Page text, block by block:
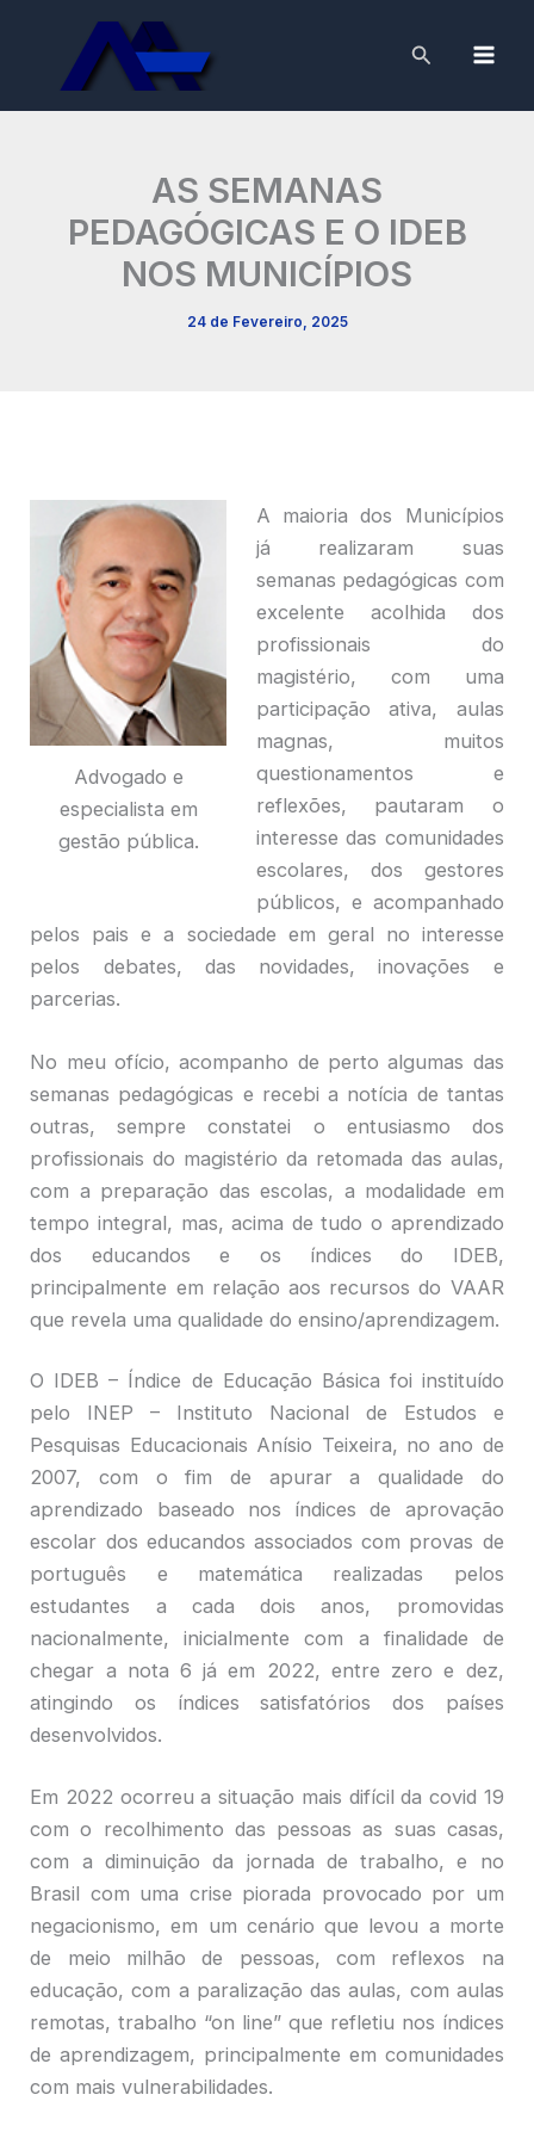
content
Search
AS SEMANAS
PEDAGÓGICAS E O IDEB
NOS MUNICÍPIOS
24 de Fevereiro, 2025
Advogado e
especialista em
gestão pública.
A maioria dos Municípios
já realizaram suas
semanas pedagógicas com
excelente acolhida dos
profissionais do
magistério, com uma
participação ativa, aulas
magnas, muitos
questionamentos e
reflexões, pautaram o
interesse das comunidades
escolares, dos gestores
públicos, e acompanhado
pelos pais e a sociedade em geral no interesse
pelos debates, das novidades, inovações e
parcerias.
No meu ofício, acompanho de perto algumas das
semanas pedagógicas e recebi a notícia de tantas
outras, sempre constatei o entusiasmo dos
profissionais do magistério da retomada das aulas,
com a preparação das escolas, a modalidade em
tempo integral, mas, acima de tudo o aprendizado
dos educandos e os índices do IDEB,
principalmente em relação aos recursos do VAAR
que revela uma qualidade do ensino/aprendizagem.
O IDEB – Índice de Educação Básica foi instituído
pelo INEP – Instituto Nacional de Estudos e
Pesquisas Educacionais Anísio Teixeira, no ano de
2007, com o fim de apurar a qualidade do
aprendizado baseado nos índices de aprovação
escolar dos educandos associados com provas de
português e matemática realizadas pelos
estudantes a cada dois anos, promovidas
nacionalmente, inicialmente com a finalidade de
chegar a nota 6 já em 2022, entre zero e dez,
atingindo os índices satisfatórios dos países
desenvolvidos.
Em 2022 ocorreu a situação mais difícil da covid 19
com o recolhimento das pessoas as suas casas,
com a diminuição da jornada de trabalho, e no
Brasil com uma crise piorada provocado por um
negacionismo, em um cenário que levou a morte
de meio milhão de pessoas, com reflexos na
educação, com a paralização das aulas, com aulas
remotas, trabalho “on line” que refletiu nos índices
de aprendizagem, principalmente em comunidades
com mais vulnerabilidades.